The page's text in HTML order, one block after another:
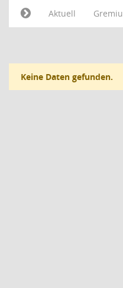
Aktuell
Keine Daten gefunden.